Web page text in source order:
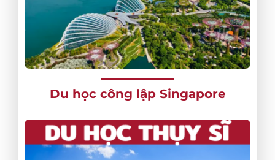
Du học công lập Singapore